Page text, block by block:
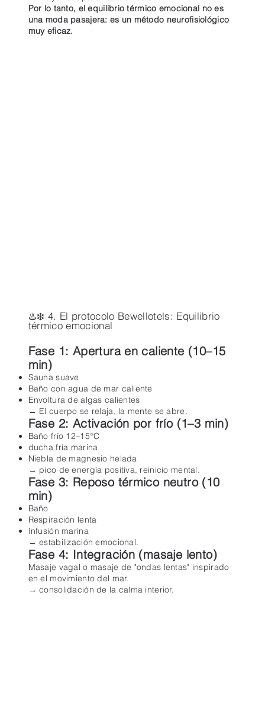
Por lo tanto, el equilibrio térmico emocional no es
una moda pasajera: es un método neurofisiológico
muy eficaz.
♨️❄️ 4. El protocolo Bewellotels: Equilibrio
térmico emocional
Fase 1: Apertura en caliente (10–15
min)
Sauna suave
Baño con agua de mar caliente
Envoltura de algas calientes
→ El cuerpo se relaja, la mente se abre.
Fase 2: Activación por frío (1–3 min)
Baño frío 12–15°C
ducha fría marina
Niebla de magnesio helada
→ pico de energía positiva, reinicio mental.
Fase 3: Reposo térmico neutro (10
min)
Baño
Respiración lenta
Infusión marina
→ estabilización emocional.
Fase 4: Integración (masaje lento)
Masaje vagal o masaje de "ondas lentas" inspirado
en el movimiento del mar.
→ consolidación de la calma interior.